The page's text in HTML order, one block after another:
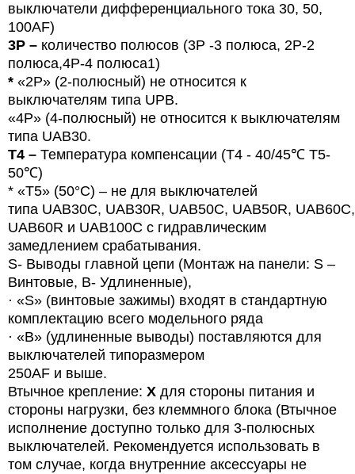
выключатели дифференциального тока 30, 50,
100AF)
3P – количество полюсов (3Р -3 полюса, 2P-2
полюса,4Р-4 полюса1)
* «2P» (2-полюсный) не относится к
выключателям типа UPB.
«4P» (4-полюсный) не относится к выключателям
типа UAB30.
T4 – Температура компенсации (T4 - 40/45℃ T5-
50℃)
* «T5» (50°C) – не для выключателей
типа UAB30C, UAB30R, UAB50C, UAB50R, UAB60C,
UAB60R и UAB100C с гидравлическим
замедлением срабатывания.
S- Выводы главной цепи (Монтаж на панели: S –
Винтовые, B- Удлиненные),
· «S» (винтовые зажимы) входят в стандартную
комплектацию всего модельного ряда
· «B» (удлиненные выводы) поставляются для
выключателей типоразмером
250AF и выше.
Втычное крепление: X для стороны питания и
стороны нагрузки, без клеммного блока (Втычное
исполнение доступно только для 3-полюсных
выключателей. Рекомендуется использовать в
том случае, когда внутренние аксессуары не